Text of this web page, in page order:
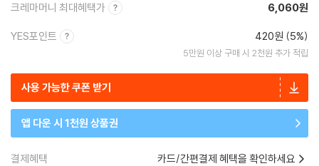
크레마머니 최대혜택가 6,060원
YES포인트 420원 (5%)
5만원 이상 구매 시 2천원 추가 적립
사용 가능한 쿠폰 받기
앱 다운 시 1천원 상품권
결제혜택 카드/간편결제 혜택을 확인하세요